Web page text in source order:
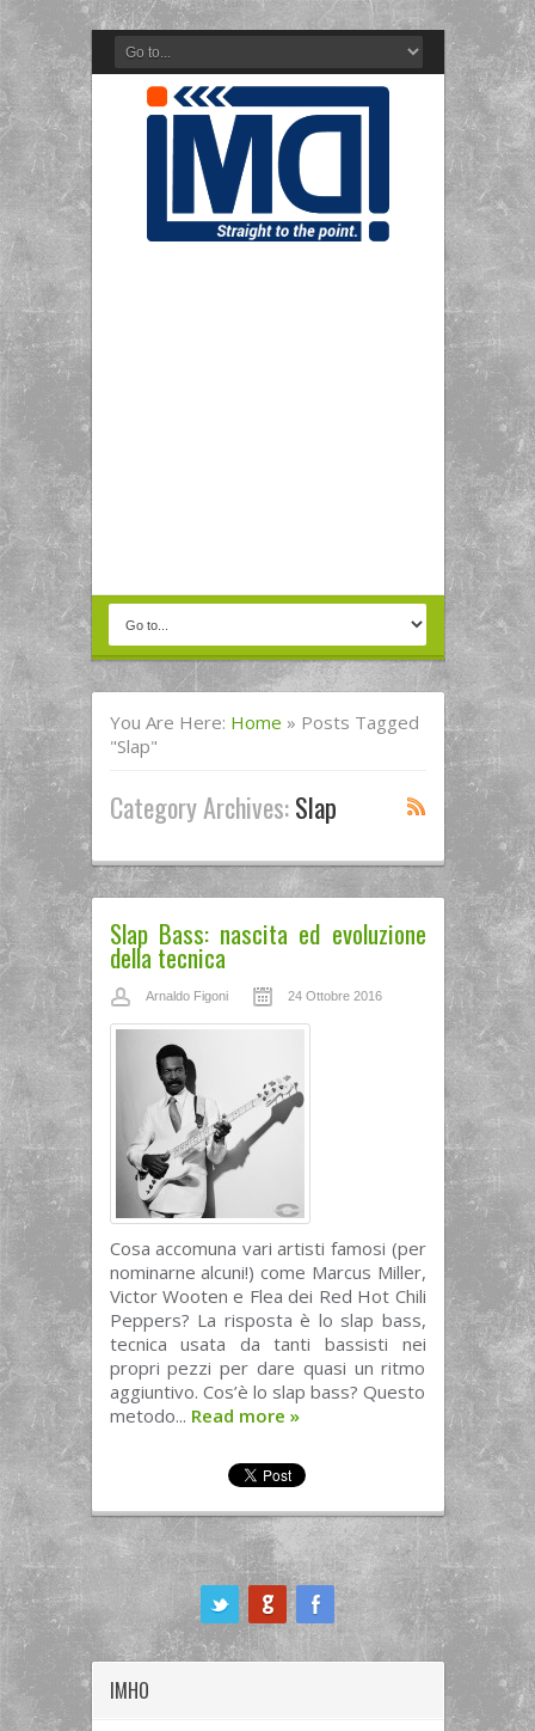
You Are Here: Home » Posts Tagged
"Slap"
Category Archives:Slap
Slap Bass: nascita ed evoluzione
della tecnica
Arnaldo Figoni 24 Ottobre 2016
Cosa accomuna vari artisti famosi (per
nominarne alcuni!) come Marcus Miller,
Victor Wooten e Flea dei Red Hot Chili
Peppers? La risposta è lo slap bass,
tecnica usata da tanti bassisti nei
propri pezzi per dare quasi un ritmo
aggiuntivo. Cos’è lo slap bass? Questo
metodo... Read more »
IMHO